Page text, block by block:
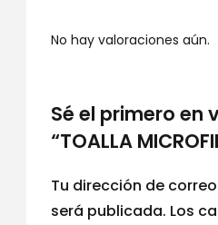
No hay valoraciones aún.
Sé el primero en
“TOALLA
Tu dirección de
será publicada. Los